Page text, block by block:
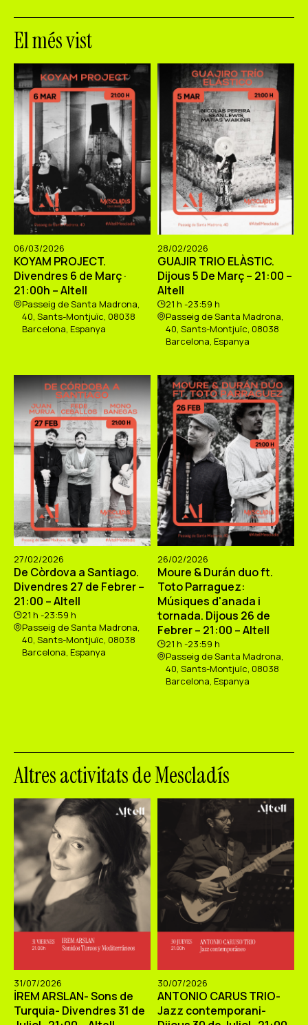
El més vist
06/03/2026
KOYAM PROJECT.
Divendres 6 de Març ·
21:00h – Altell
Passeig de Santa Madrona,
40, Sants-Montjuïc, 08038
Barcelona, Espanya
28/02/2026
GUAJIR TRIO ELÀSTIC.
Dijous 5 De Març – 21:00 –
Altell
21 h -23:59 h
Passeig de Santa Madrona,
40, Sants-Montjuïc, 08038
Barcelona, Espanya
27/02/2026
De Còrdova a Santiago.
Divendres 27 de Febrer –
21:00 – Altell
21 h -23:59 h
Passeig de Santa Madrona,
40, Sants-Montjuïc, 08038
Barcelona, Espanya
26/02/2026
Moure & Durán duo ft.
Toto Parraguez:
Músiques d'anada i
tornada. Dijous 26 de
Febrer – 21:00 – Altell
21 h -23:59 h
Passeig de Santa Madrona,
40, Sants-Montjuïc, 08038
Barcelona, Espanya
Altres activitats de Mescladís
31/07/2026
İREM ARSLAN- Sons de
Turquia- Divendres 31 de
30/07/2026
ANTONIO CARUS TRIO-
Jazz contemporani-